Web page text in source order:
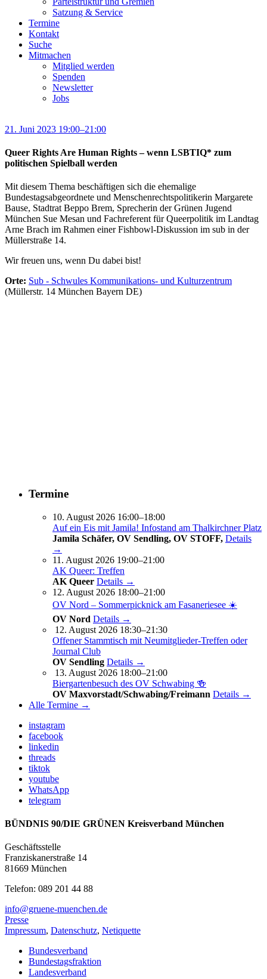
Satzung & Service
Termine
Kontakt
Suche
Mitmachen
Mitglied werden
Spenden
Newsletter
Jobs
21. Juni 2023 19:00–21:00
Queer Rights Are Human Rights – wenn LSBTIQ* zum
politischen Spielball werden
Mit diesem Thema beschäftigen sich die ehemalige
Bundestagsabgeordnete und Menschenrechtspolitikerin Margarete
Bause, Stadtrat Beppo Brem, Sprecherin der Grünen Jugend
München Sue Mesan und Fachreferent für Queerpolitik im Landtag
Arne Brach im Rahmen einer Fishbowl-Diskussion im sub in der
Müllerstraße 14.
Wir freuen uns, wenn Du dabei bist!
Orte: Sub - Schwules Kommunikations- und Kulturzentrum
(Müllerstr. 14 München Bayern DE)
Termine
10. August 2026 16:00–18:00
Auf ein Eis mit Jamila! Infostand am Thalkirchner Platz
Jamila Schäfer, OV Sendling, OV STOFF, Details
→
11. August 2026 19:00–21:00
AK Queer: Treffen
AK Queer Details →
12. August 2026 18:00–21:00
OV Nord – Sommerpicknick am Fasaneriesee ☀️
OV Nord Details →
12. August 2026 18:30–21:30
Offener Stammtisch mit Neumitglieder-Treffen oder
Journal Club
OV Sendling Details →
13. August 2026 18:00–21:00
Biergartenbesuch des OV Schwabing 🍻
OV Maxvorstadt/Schwabing/Freimann Details →
Alle Termine →
instagram
facebook
linkedin
threads
tiktok
youtube
WhatsApp
telegram
BÜNDNIS 90/DIE GRÜNEN Kreisverband München
Geschäftsstelle
Franziskanerstraße 14
81669 München
Telefon: 089 201 44 88
info@gruene-muenchen.de
Presse
Impressum, Datenschutz, Netiquette
Bundesverband
Bundestagsfraktion
Landesverband